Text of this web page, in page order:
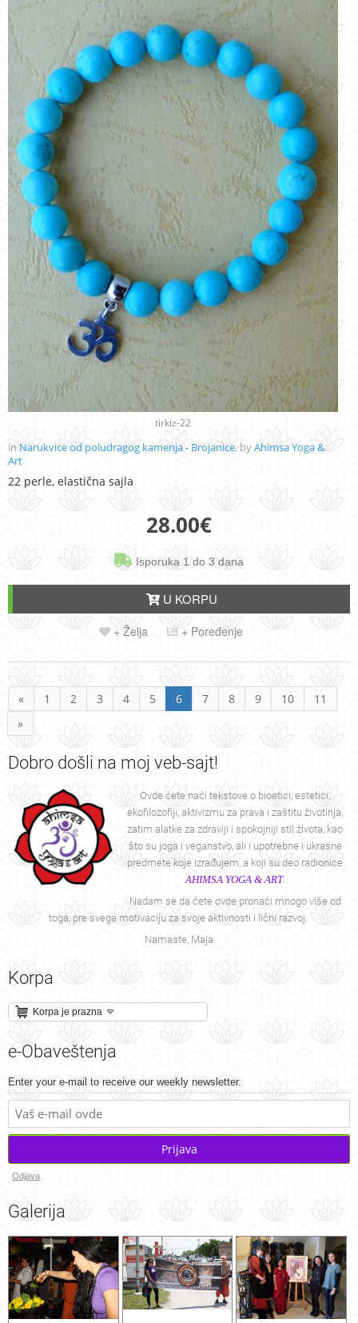
tirkiz-22
in Narukvice od poludragog kamenja - Brojanice, byAhimsa Yoga &
Art
22 perle, elastična sajla
28.00€
Isporuka 1 do 3 dana
U KORPU
+ Želja + Poređenje
« 1 2 3 4 5 6 7 8 9 10
11
»
Dobro došli na moj veb-sajt!
Ovde ćete naći tekstove o bioetici, estetici,
ekofilozofiji, aktivizmu za prava i zaštitu životinja,
zatim alatke za zdraviji i spokojniji stil života, kao
što su joga i veganstvo, ali i upotrebne i ukrasne
predmete koje izrađujem, a koji su deo radionice
AHIMSA YOGA & ART.
Nadam se da ćete ovde pronaći mnogo više od
toga, pre svega motivaciju za svoje aktivnosti i lični razvoj.
Namaste, Maja
Korpa
Korpa je prazna
e-Obaveštenja
Enter your e-mail to receive our weekly newsletter.
Prijava
Odjava
Galerija